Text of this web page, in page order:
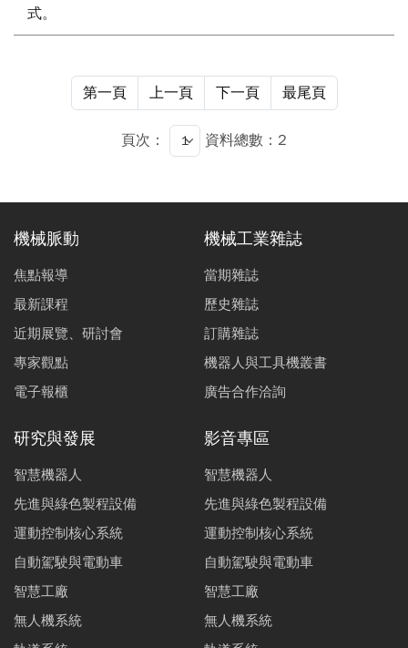
式。
第一頁 上一頁 下一頁 最尾頁
頁次： 資料總數：2
機械脈動
焦點報導
最新課程
近期展覽、研討會
專家觀點
電子報櫃
機械工業雜誌
當期雜誌
歷史雜誌
訂購雜誌
機器人與工具機叢書
廣告合作洽詢
研究與發展
智慧機器人
先進與綠色製程設備
運動控制核心系統
自動駕駛與電動車
智慧工廠
無人機系統
影音專區
智慧機器人
先進與綠色製程設備
運動控制核心系統
自動駕駛與電動車
智慧工廠
無人機系統